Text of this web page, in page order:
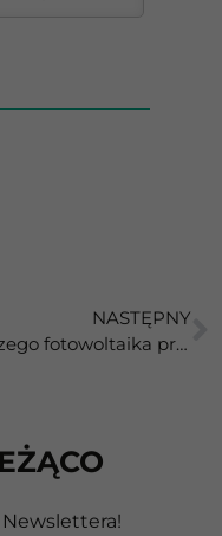
NASTĘPNY
Dlaczego fotowoltaika produkuje prąd nawet w pochmurne dni?